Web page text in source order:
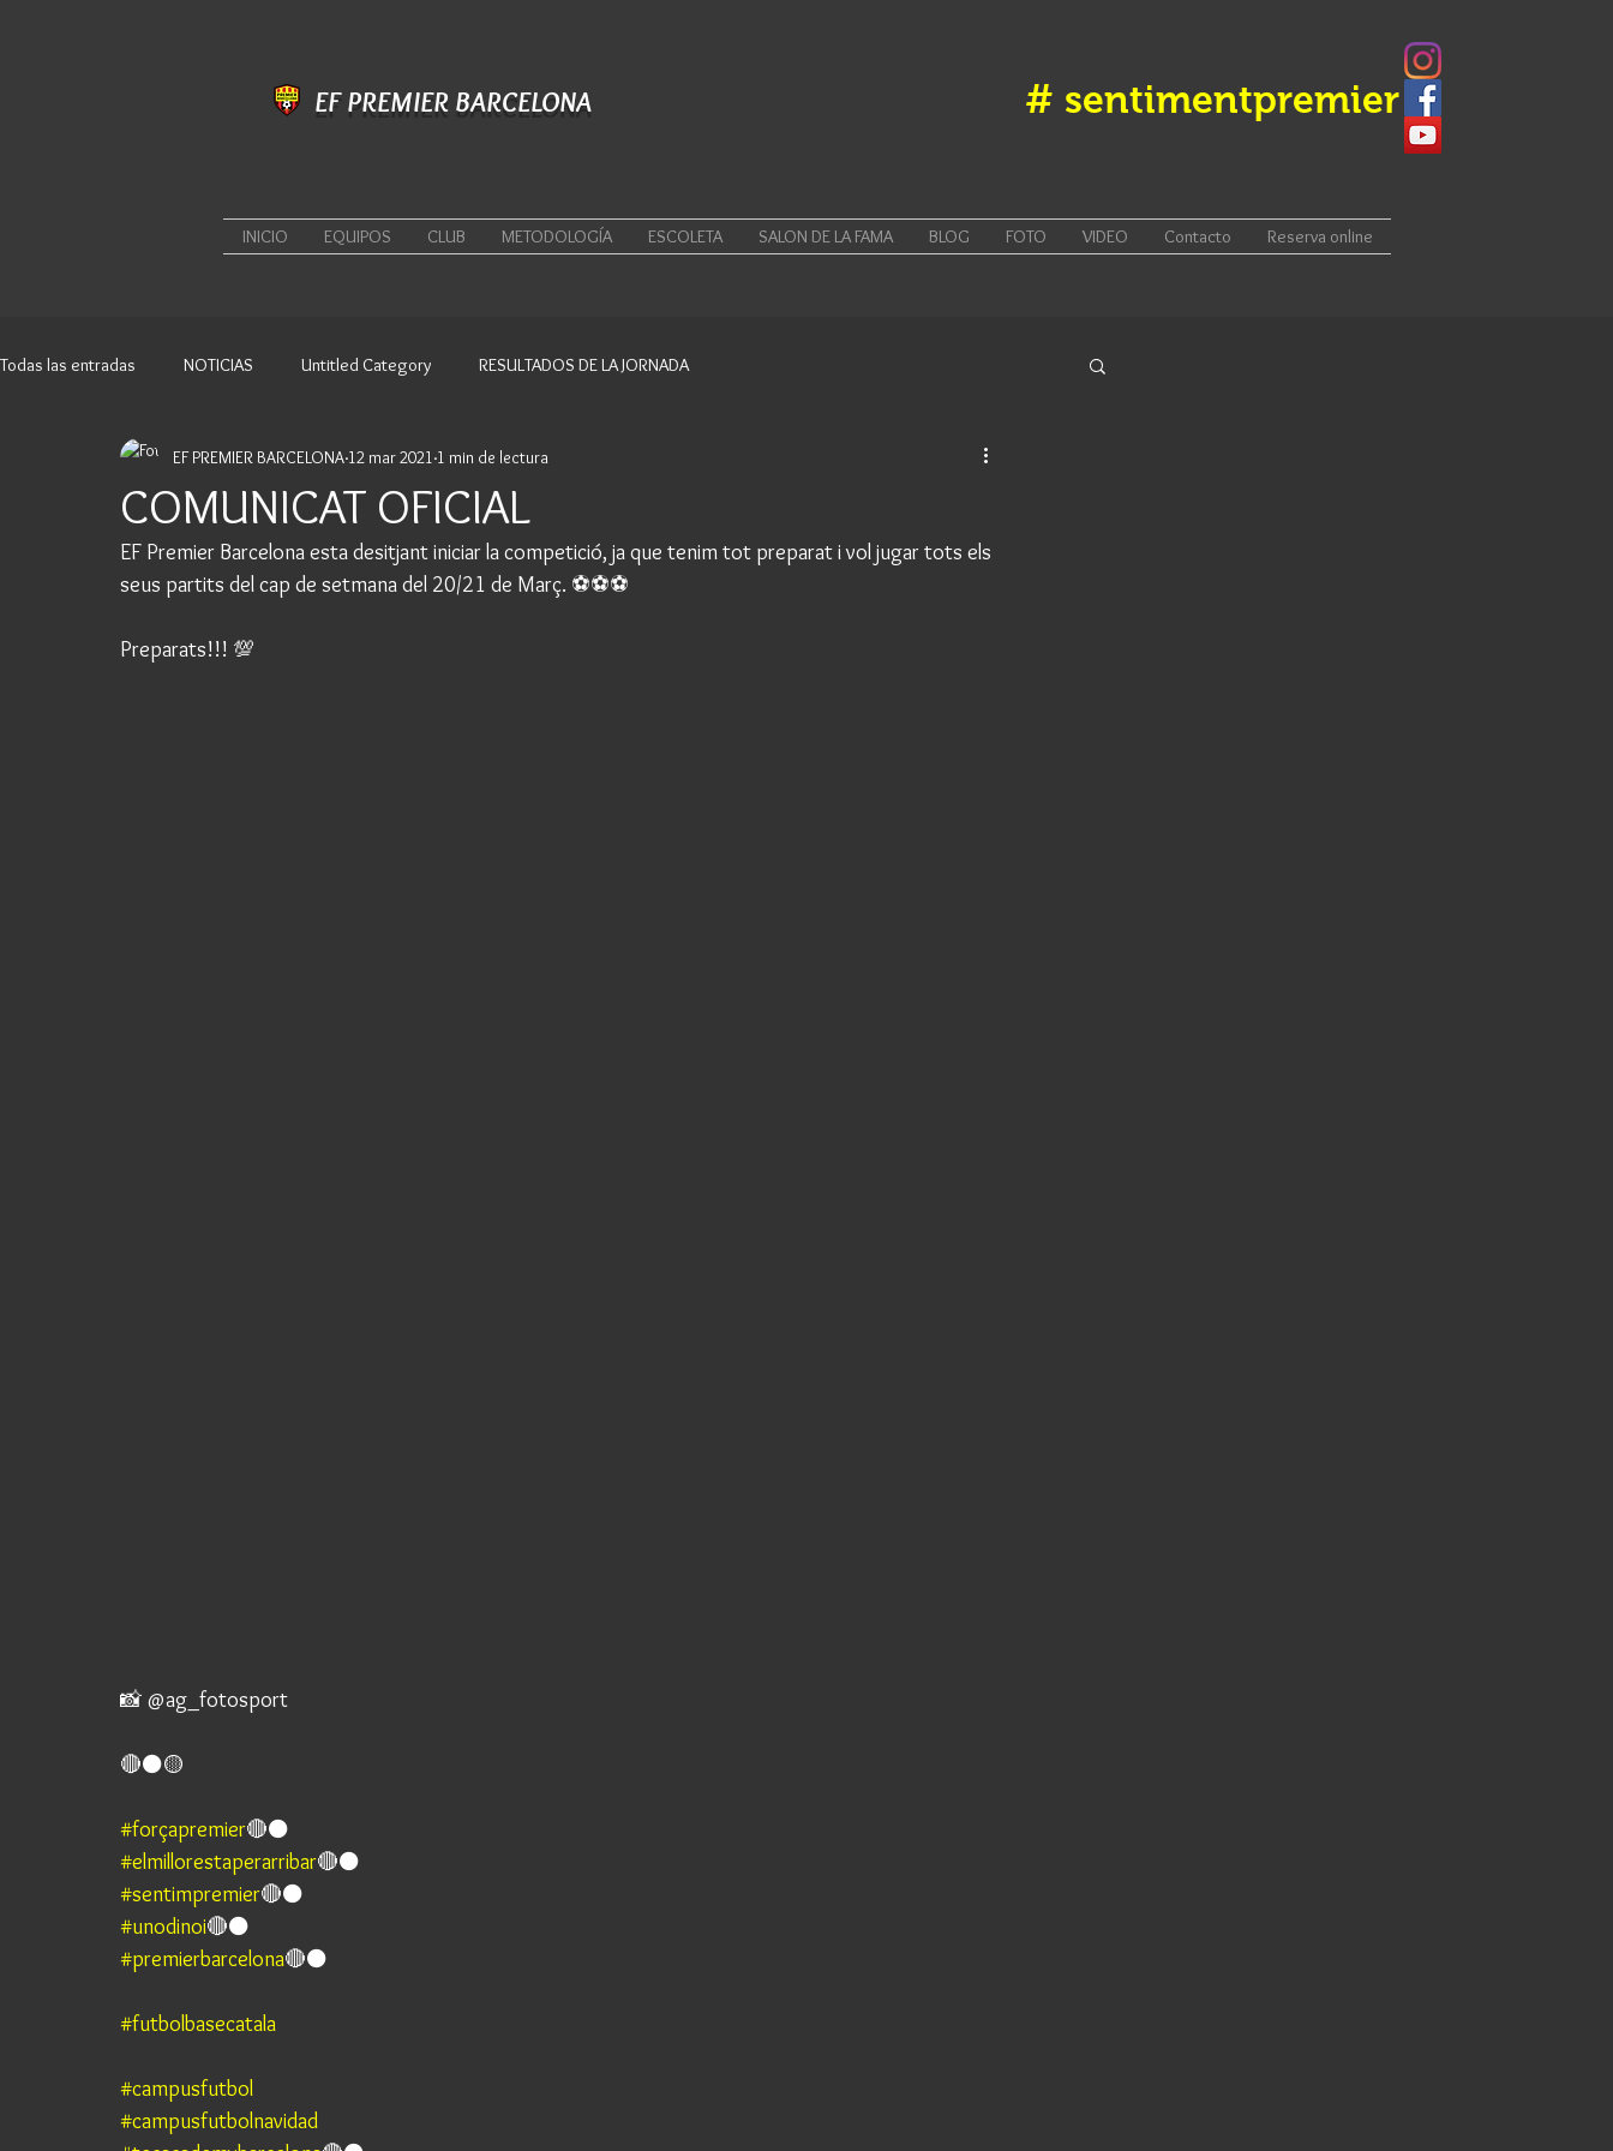
EF PREMIER BARCELONA # sentimentpremier
INICIO EQUIPOS CLUB METODOLOGÍA ESCOLETA SALON DE LA FAMA BLOG FOTO VIDEO Contacto Reserva online
Todas las entradas NOTICIAS Untitled Category RESULTADOS DE LA JORNADA
COMUNICAT OFICIAL
EF PREMIER BARCELONA 12 mar 2021 1 min de lectura
EF Premier Barcelona esta desitjant iniciar la competició, ja que tenim tot preparat i vol jugar tots els
seus partits del cap de setmana del 20/21 de Març. ⚽️⚽️⚽️
Preparats!!! 💯
📸 @ag_fotosport
🔴⚫️🟡
#forçapremier🔴⚫
#elmillorestaperarribar🔴⚫
#sentimpremier🔴⚫️
#unodinoi🔴⚫️
#premierbarcelona🔴⚫️
#futbolbasecatala
#campusfutbol
#campusfutbolnavidad